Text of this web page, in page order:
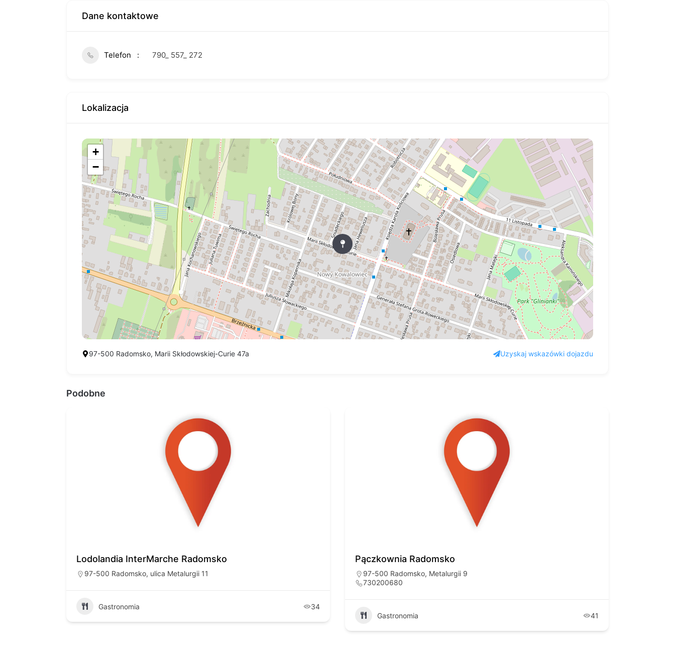
Dane kontaktowe
Telefon 790_ 557_ 272
Lokalizacja
+
−
97-500 Radomsko, Marii Skłodowskiej-Curie 47a Uzyskaj wskazówki dojazdu
Podobne
Lodolandia InterMarche Radomsko
97-500 Radomsko, ulica Metalurgii 11
Gastronomia 34
Pączkownia Radomsko
97-500 Radomsko, Metalurgii 9
730200680
Gastronomia 41